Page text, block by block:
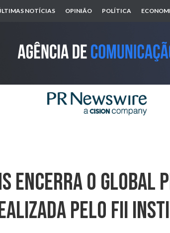
NOTÍCIAS OPINIÃO POLÍTICA
Encerra O Global
Pelo FII